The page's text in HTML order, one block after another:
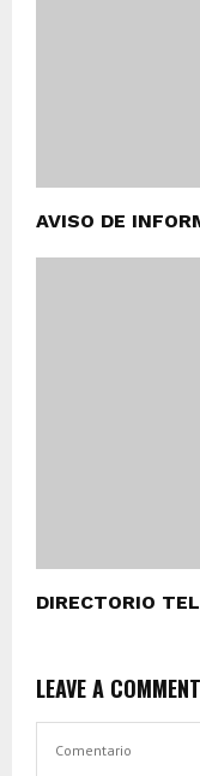
AVISO DE
DIRECTORIO
LEAVE A COMMENT